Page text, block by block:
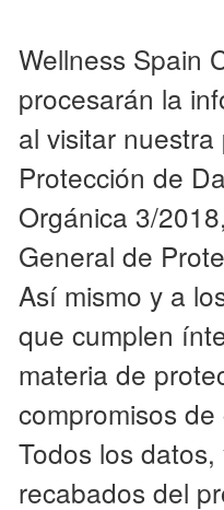
Wellness Spain
procesarán la
al visitar
Protección de
Orgánica 3/
General de
Así mismo y a
que cumplen
materia de
compromisos
Todos los
recabados del